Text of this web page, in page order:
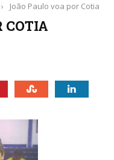
› João Paulo voa por Cotia
COTIA